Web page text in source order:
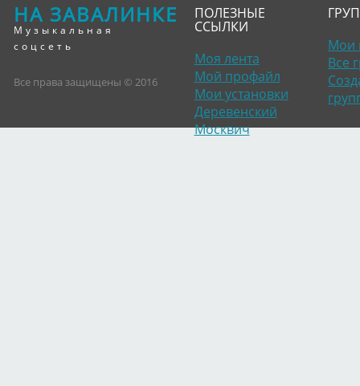
НА ЗАВАЛИНКЕ
Музыкальная
соцсеть
Все права защищены © 2016
ПОЛЕЗНЫЕ
ССЫЛКИ
Моя лента
Мой профайл
Мои установки
Деревенский
Москвич
Мои
Все